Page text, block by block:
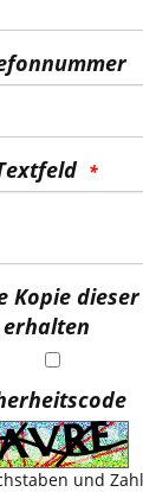
Kopie
erhalten
und